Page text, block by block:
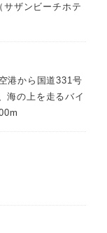
ザンビーチホテ
港から国道331号
海の上を走るバイ